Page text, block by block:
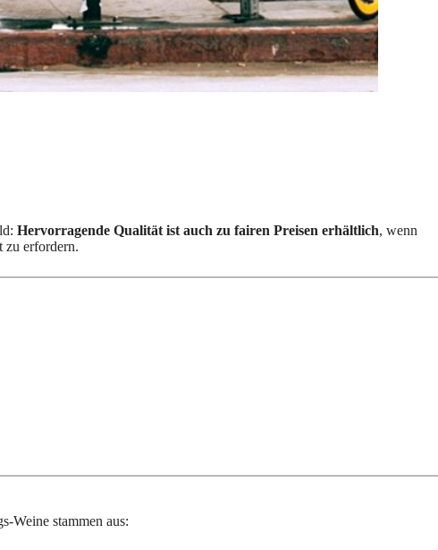
Hervorragende Qualität ist auch zu fairen Preisen erhältlich, wenn
zu erfordern.
Weine stammen aus: